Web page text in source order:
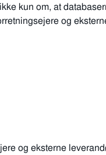
kun om, at
og
og eksterne